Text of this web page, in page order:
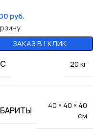
руб.
ЗАКАЗ В 1 КЛИК
20 кг
40 × 40 × 40
см